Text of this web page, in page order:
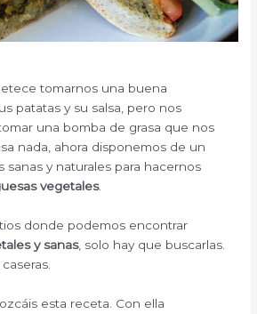
tomarnos una buena
patatas y su salsa, pero nos
una bomba de grasa que nos
nada, ahora disponemos de un
y naturales para hacernos
vegetales.
donde podemos encontrar
y sanas, solo hay que buscarlas.
esta receta. Con ella